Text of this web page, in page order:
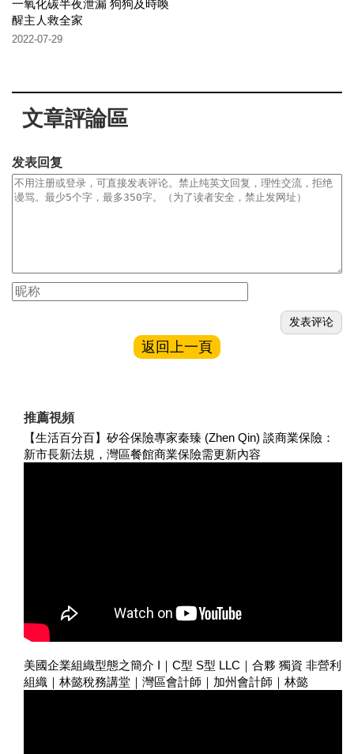
一氧化碳半夜泄漏 狗狗及時喚
醒主人救全家
2022-07-29
文章評論區
发表回复
返回上一頁
推薦視頻
【生活百分百】矽谷保險專家秦臻 (Zhen Qin) 談商業保險：
新市長新法規，灣區餐館商業保險需更新內容
美國企業組織型態之簡介 I｜C型 S型 LLC｜合夥 獨資 非營利
組織｜林懿稅務講堂｜灣區會計師｜加州會計師｜林懿